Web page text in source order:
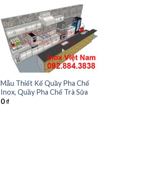
Mẫu Thiết Kế Quầy Pha Chế
Inox, Quầy Pha Chế Trà Sữa
0₫